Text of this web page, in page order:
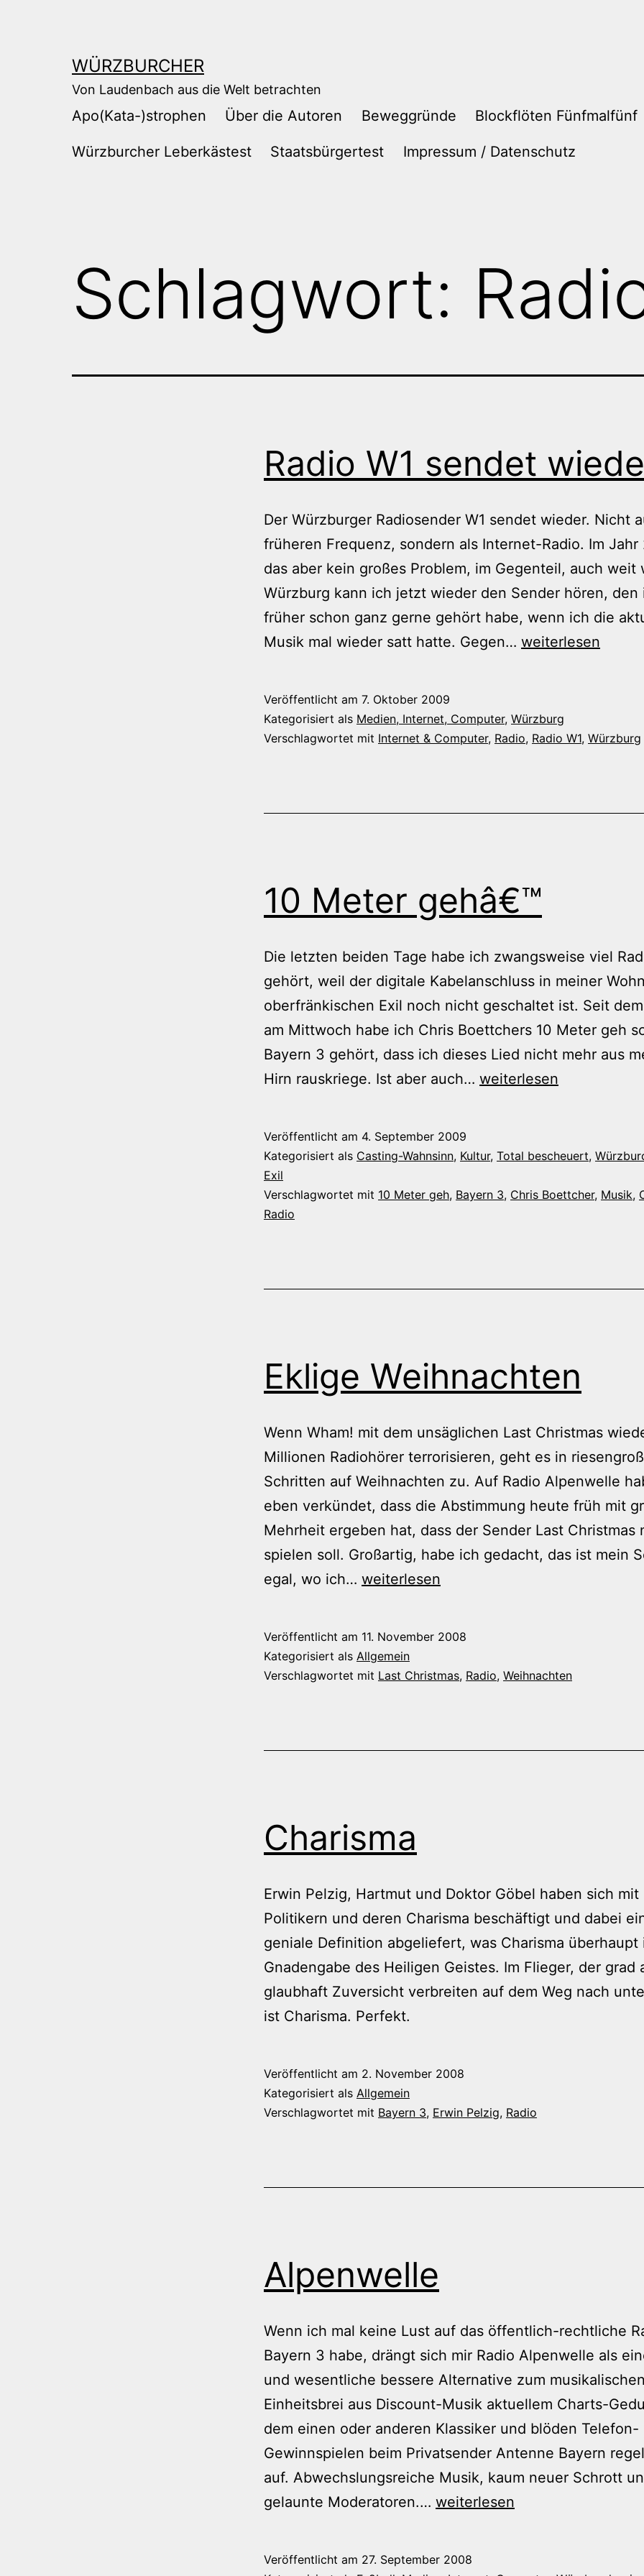
WÜRZBURCHER
Von Laudenbach aus die Welt betrachten
Apo(Kata-)strophen Über die Autoren Beweggründe Blockflöten Fünfmalfünf
Würzburcher Leberkästest Staatsbürgertest Impressum / Datenschutz
Schlagwort:
Radio W1 sendet
Der Würzburger Radiosender W1 sendet wieder. Nicht
früheren Frequenz, sondern als Internet-Radio. Im
das aber kein großes Problem, im Gegenteil, auch weit
Würzburg kann ich jetzt wieder den Sender hören, den
früher schon ganz gerne gehört habe, wenn ich die
Musik mal wieder satt hatte. Gegen… Radio
wieder
weiterlesen
Veröffentlicht am 7. Oktober 2009
Kategorisiert als Medien, Internet, Computer, Würzburg
Verschlagwortet mit Internet & Computer, Radio, Radio W1, Würzburg
10 Meter gehâ€™
Die letzten beiden Tage habe ich zwangsweise viel
gehört, weil der digitale Kabelanschluss in meiner
oberfränkischen Exil noch nicht geschaltet ist. Seit
am Mittwoch habe ich Chris Boettchers 10 Meter geh
Bayern 3 gehört, dass ich dieses Lied nicht mehr aus
Hirn rauskriege. Ist aber auch… 10
weiterlesen
Veröffentlicht am 4. September 2009
Kategorisiert als Casting-Wahnsinn, Kultur, Total bescheuert,
Exil
Verschlagwortet mit 10 Meter geh, Bayern 3, Chris Boettcher, Musik,
Radio
Eklige Weihnachten
Wenn Wham! mit dem unsäglichen Last Christmas
Millionen Radiohörer terrorisieren, geht es in
Schritten auf Weihnachten zu. Auf Radio Alpenwelle
eben verkündet, dass die Abstimmung heute früh mit
Mehrheit ergeben hat, dass der Sender Last Christmas
spielen soll. Großartig, habe ich gedacht, das ist mein
egal, wo ich… Eklige
weiterlesen
Veröffentlicht am 11. November 2008
Kategorisiert als Allgemein
Verschlagwortet mit Last Christmas, Radio, Weihnachten
Charisma
Erwin Pelzig, Hartmut und Doktor Göbel haben sich mit
Politikern und deren Charisma beschäftigt und dabei
geniale Definition abgeliefert, was Charisma überhaupt
Gnadengabe des Heiligen Geistes. Im Flieger, der grad
glaubhaft Zuversicht verbreiten auf dem Weg nach
ist Charisma. Perfekt.
Veröffentlicht am 2. November 2008
Kategorisiert als Allgemein
Verschlagwortet mit Bayern 3, Erwin Pelzig, Radio
Alpenwelle
Wenn ich mal keine Lust auf das öffentlich-rechtliche
Bayern 3 habe, drängt sich mir Radio Alpenwelle als
und wesentliche bessere Alternative zum
Einheitsbrei aus Discount-Musik aktuellem Charts-
dem einen oder anderen Klassiker und blöden Telefon-
Gewinnspielen beim Privatsender Antenne Bayern
auf. Abwechslungsreiche Musik, kaum neuer Schrott
gelaunte Moderatoren.… Alpenwelle
weiterlesen
Veröffentlicht am 27. September 2008